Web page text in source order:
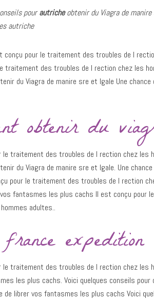
pourautricheobtenirdu Viagra de
autriche
conçu pour le traitement des troubles de l
traitement des troubles de l rection chez les
du Viagra de manire sre et lgale Une
obtenir du
le traitement des troubles de l rection chez les
du Viagra de manire sre et lgale. Une
pour le traitement des troubles de l rection
fantasmes les plus cachs Il est conçu pour
adultes..
expedition
le traitement des troubles de l rection chez les
les plus cachs. Voici quelques conseils
de librer vos fantasmes les plus cachs Voici